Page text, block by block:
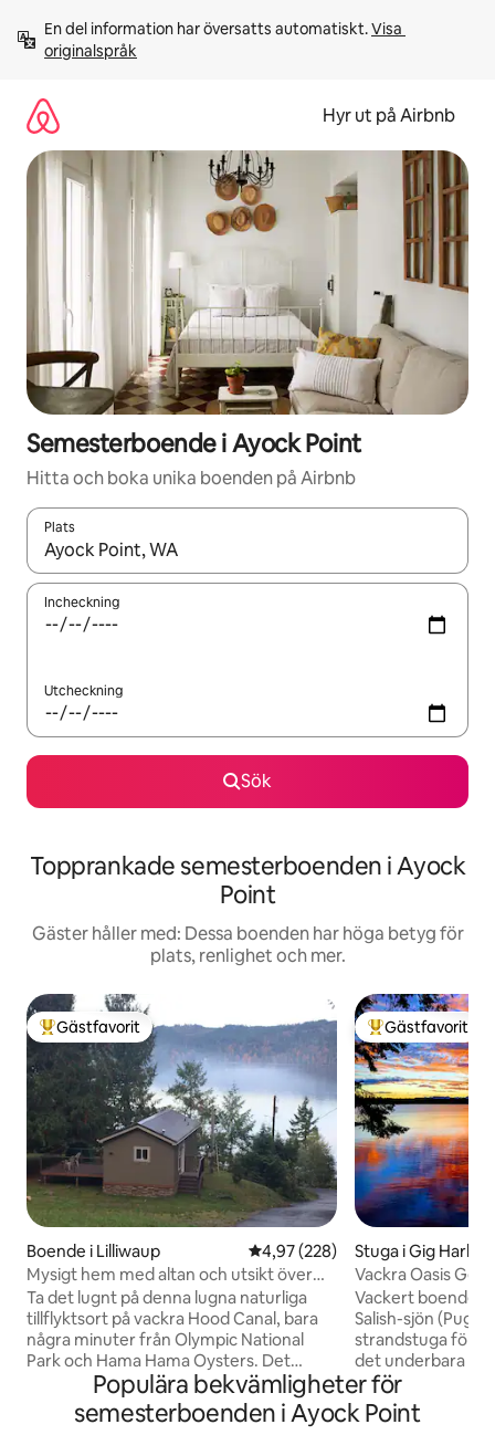
innehåll
En del information har översatts automatiskt. Visa
originalspråk
Hyr ut på Airbnb
Semesterboende i Ayock Point
Hitta och boka unika boenden på Airbnb
Plats
När resultaten är tillgängliga kan du navigera med upp- och
Incheckning
Utcheckning
Sök
Topprankade semesterboenden i Ayock
Point
Gäster håller med: Dessa boenden har höga betyg för
plats, renlighet och mer.
Populär gästfavorit
Gästfavorit
Boende i Lilliwaup 4,97 av 5 i genomsnittligt
4,97 (228)
Mysigt hem med altan och utsikt över
Hood Canal nära ONP
Ta det lugnt på denna lugna naturliga
tillflyktsort på vackra Hood Canal, bara
några minuter från Olympic National
Park och Hama Hama Oysters. Det
nybyggda 1-BR/1-badhuset är ca. 500
kvm och har ett stort däck med grill,
rymlig gård och vacker utsikt över Hood
Populär
Gästfavorit
Stuga i Gig Harbor
Vackra Oasis
Vackert boende
Salish-sjön (Puget Sound)!
strandstuga för
det underbara
simma eller
och låt dina
Beläget vid Case
Populära bekvämligheter för
semesterboenden i Ayock Point